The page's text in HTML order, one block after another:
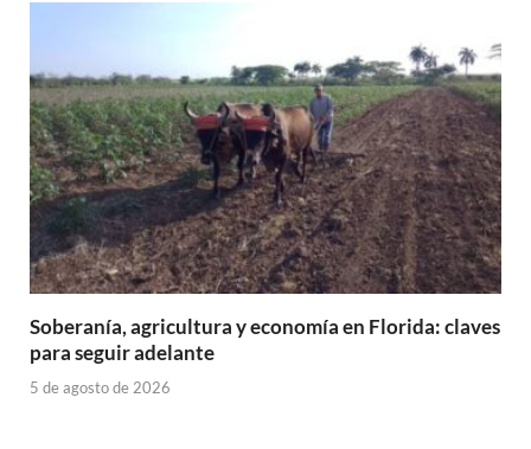
Soberanía, agricultura y economía en Florida: claves
para seguir adelante
5 de agosto de 2026